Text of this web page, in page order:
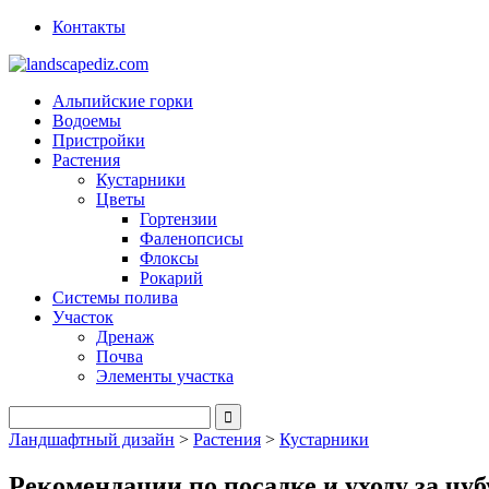
Контакты
Альпийские горки
Водоемы
Пристройки
Растения
Кустарники
Цветы
Гортензии
Фаленопсисы
Флоксы
Рокарий
Системы полива
Участок
Дренаж
Почва
Элементы участка
Ландшафтный дизайн > Растения > Кустарники